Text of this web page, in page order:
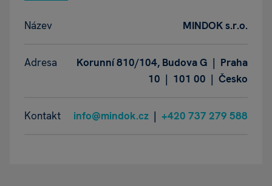
Název MINDOK s.r.o.
Adresa
Korunní 810/104, Budova G | Praha
10 | 101 00 | Česko
Kontakt info@mindok.cz | +420 737 279 588